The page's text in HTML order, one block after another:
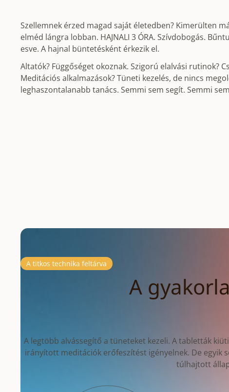
Szellemnek érzed magad saját életedben? Kimerülten
elméd lángra lobban. HAJNALI 3 ÓRA. Szívdobogás.
esve. A hajnal büntetésként érkezik el.
Altatók? Függőséget okoznak. Szigorú elalvási rutinok?
Meditációs alkalmazások? Tüneti kezelés, de nincs
leghaszontalanabb tanács. Semmi sem segít. Semmi
A titkos technika feltárva
A
A legtöbb alvássegítő a tüneteket kezeli. A tabletták
irányított meditációk erőfeszítést igényelnek. De egyik
túlhajtott